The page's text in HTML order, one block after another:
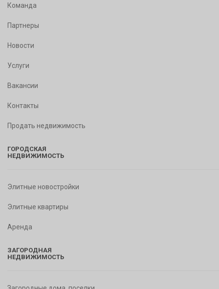
Команда
Партнеры
Новости
Услуги
Вакансии
Контакты
Продать недвижимость
ГОРОДСКАЯ
НЕДВИЖИМОСТЬ
Элитные новостройки
Элитные квартиры
Аренда
ЗАГОРОДНАЯ
НЕДВИЖИМОСТЬ